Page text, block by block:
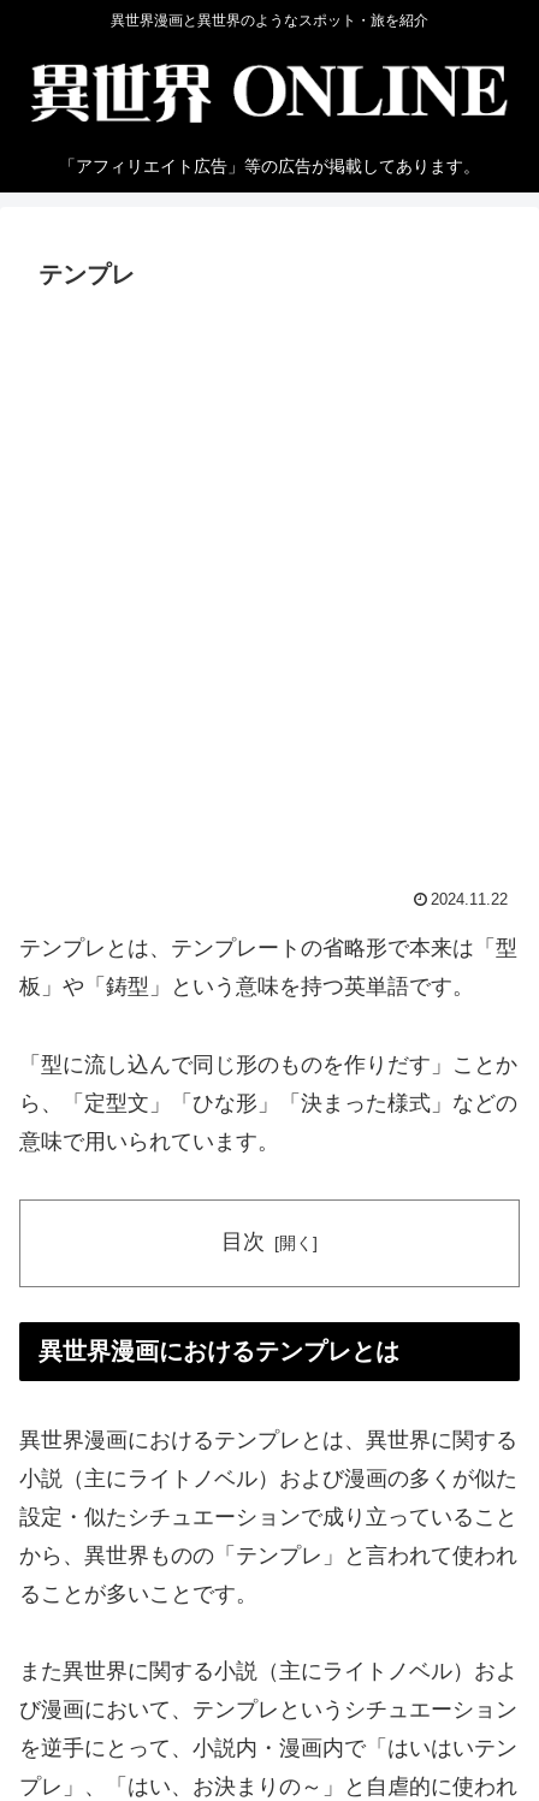
異世界漫画と異世界のようなスポット・旅を紹介
「アフィリエイト広告」等の広告が掲載してあります。
テンプレ
2024.11.22
テンプレとは、テンプレートの省略形で本来は「型
板」や「鋳型」という意味を持つ英単語です。
「型に流し込んで同じ形のものを作りだす」ことか
ら、「定型文」「ひな形」「決まった様式」などの
意味で用いられています。
目次
異世界漫画におけるテンプレとは
異世界漫画におけるテンプレとは、異世界に関する
小説（主にライトノベル）および漫画の多くが似た
設定・似たシチュエーションで成り立っていること
から、異世界ものの「テンプレ」と言われて使われ
ることが多いことです。
また異世界に関する小説（主にライトノベル）およ
び漫画において、テンプレというシチュエーション
を逆手にとって、小説内・漫画内で「はいはいテン
プレ」、「はい、お決まりの～」と自虐的に使われ